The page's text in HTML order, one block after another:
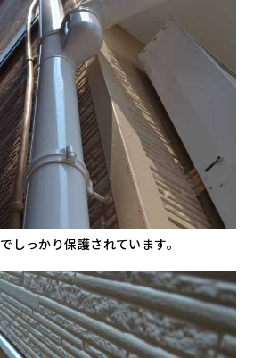
しっかり保護されています。